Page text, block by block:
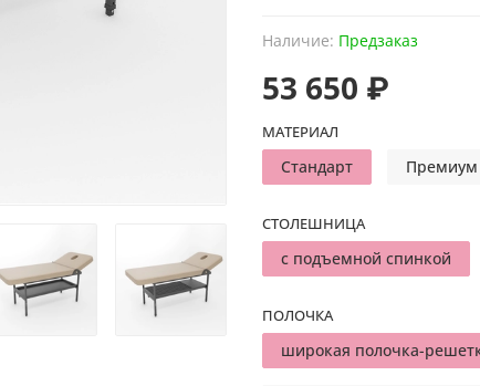
Наличие: Предзаказ
53 650 ₽
МАТЕРИАЛ
Стандарт Премиум
СТОЛЕШНИЦА
с подъемной спинкой
ПОЛОЧКА
широкая полочка-